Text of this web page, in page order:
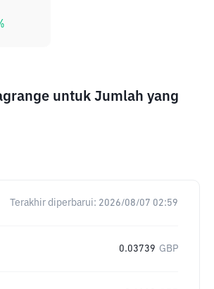
untuk Jumlah yang
Terakhir diperbarui: 2026/08/07 02:59
0.03739 GBP